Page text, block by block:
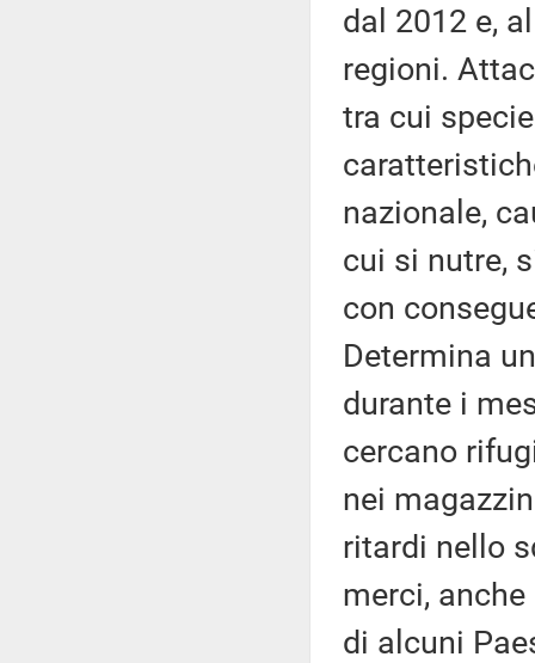
dal 2012 e,
regioni.
tra cui
nazionale,
cui si nutre,
con
Determina
durante i
cercano
nei
ritardi nello
merci,
di alcuni